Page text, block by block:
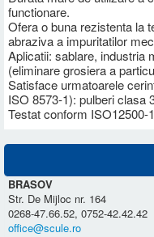
functionare.
Ofera o buna rezistenta la
abraziva a impuritatilor
Aplicatii: sablare, industria
(eliminare grosiera a
Satisface urmatoarele
ISO 8573-1): pulberi clasa
Testat conform ISO12500-
BRASOV
Str. De Mijloc nr. 164
0268-47.66.52, 0752-42.42.42
office@scule.ro